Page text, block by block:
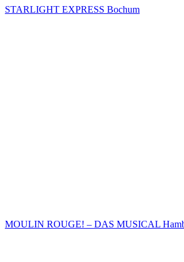
STARLIGHT EXPRESS Bochum
MOULIN ROUGE! – DAS MUSICAL